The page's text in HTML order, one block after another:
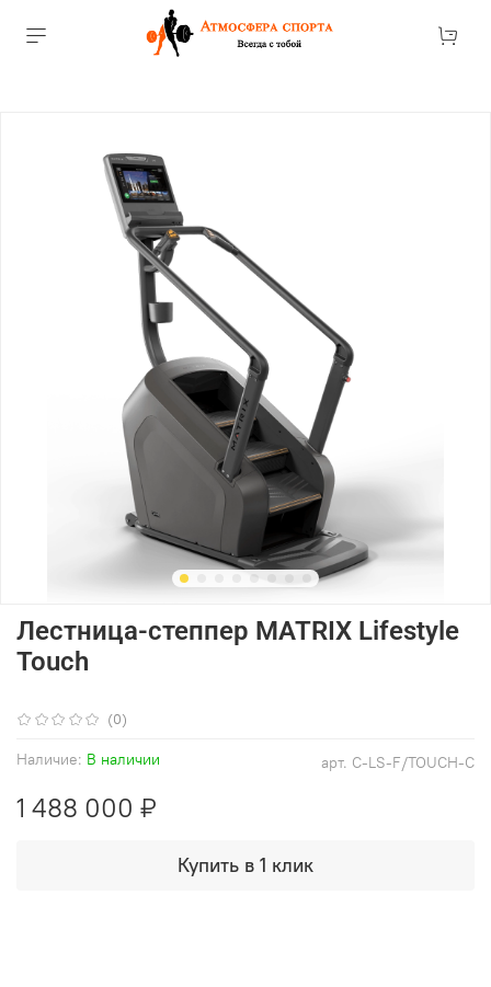
(0)
арт. C-LS-F/TOUCH-C
Наличие: В наличии
Лестница-степпер MATRIX Lifestyle
Touch
1 488 000 ₽
Купить в 1 клик